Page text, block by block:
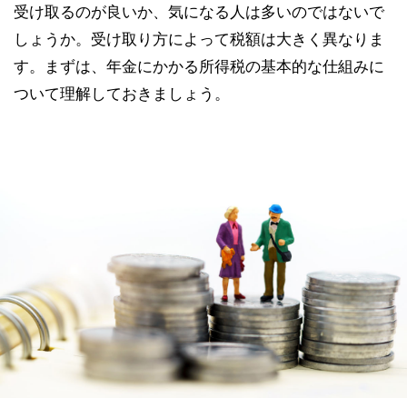
受け取るのが良いか、気になる人は多いのではないで
しょうか。受け取り方によって税額は大きく異なりま
す。まずは、年金にかかる所得税の基本的な仕組みに
ついて理解しておきましょう。